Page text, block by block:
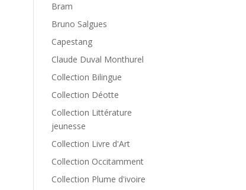
Bram
Bruno Salgues
Capestang
Claude Duval Monthurel
Collection Bilingue
Collection Déotte
Collection Littérature
jeunesse
Collection Livre d'Art
Collection Occitamment
Collection Plume d'ivoire